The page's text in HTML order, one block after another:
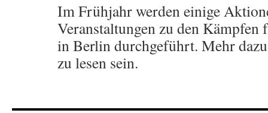
Im Frühjahr werden einige
Veranstaltungen zu den Kämpfen
in Berlin durchgeführt. Mehr
zu lesen sein.